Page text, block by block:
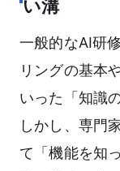
い溝
一般的なAI研
リングの基本
いった「知識
しかし、専門
て「機能を知